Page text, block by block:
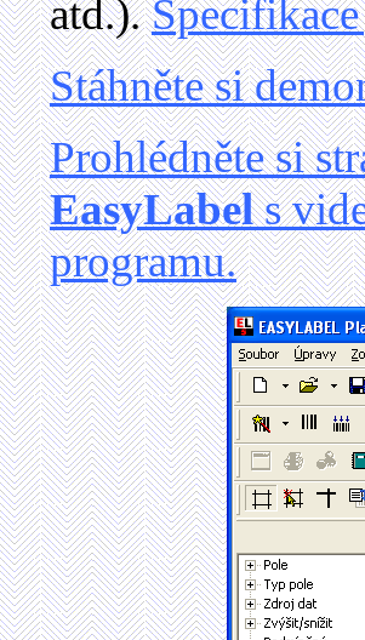
atd.).
Stáhněte si
Prohlédněte si
EasyLabels
programu.